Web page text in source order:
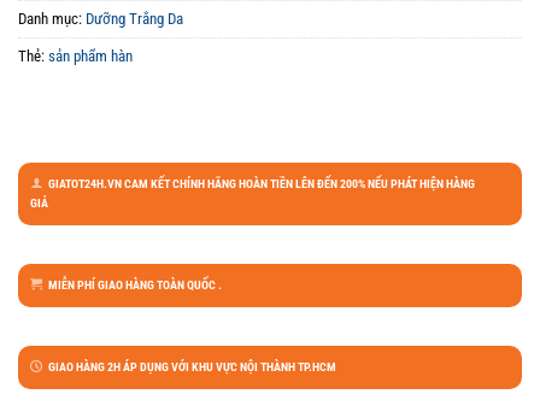
Danh mục: Dưỡng Trắng Da
Thẻ: sản phẩm hàn
GIATOT24H.VN CAM KẾT CHÍNH HÃNG HOÀN TIỀN LÊN ĐẾN 200% NẾU PHÁT HIỆN HÀNG
GIẢ
MIỄN PHÍ GIAO HÀNG TOÀN QUỐC .
GIAO HÀNG 2H ÁP DỤNG VỚI KHU VỰC NỘI THÀNH TP.HCM